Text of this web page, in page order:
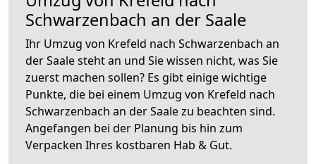
Schwarzenbach an der Saale
Ihr Umzug von Krefeld nach Schwarzenbach an
der Saale steht an und Sie wissen nicht, was Sie
zuerst machen sollen? Es gibt einige wichtige
Punkte, die bei einem Umzug von Krefeld nach
Schwarzenbach an der Saale zu beachten sind.
Angefangen bei der Planung bis hin zum
Verpacken Ihres kostbaren Hab & Gut.